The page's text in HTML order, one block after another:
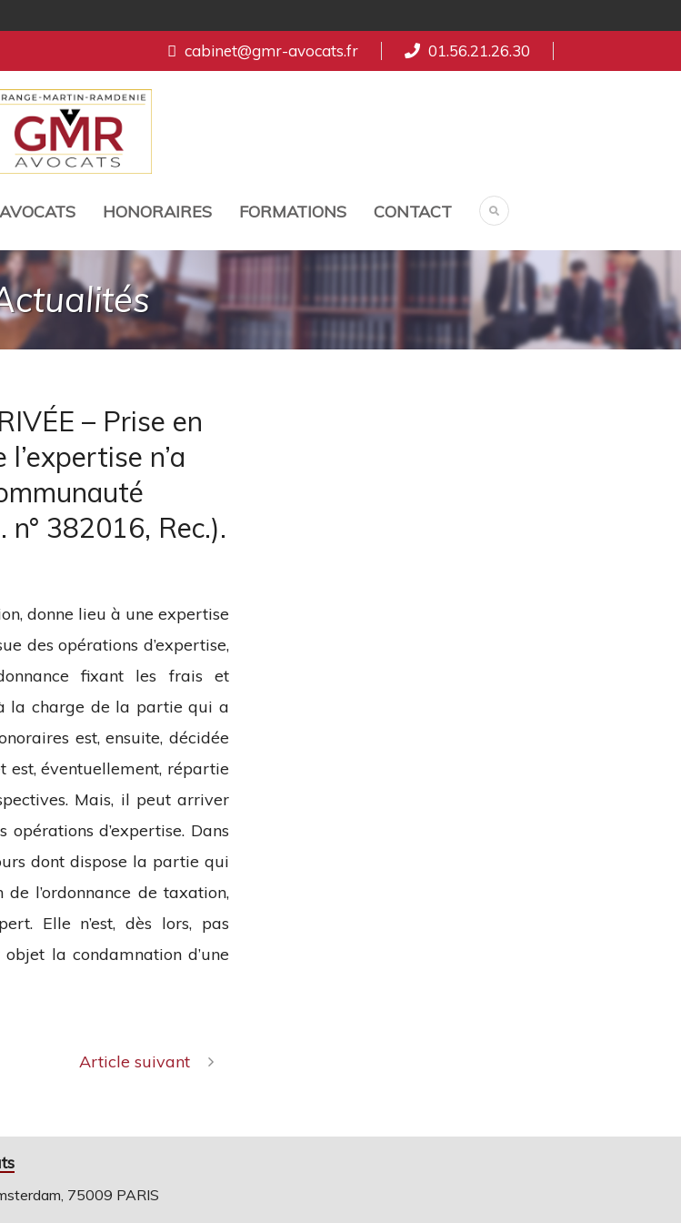
cabinet@gmr-avocats.fr 01.56.21.26.30
AVOCATS HONORAIRES FORMATIONS CONTACT
– Prise en
n’a
382016, Rec.).
donne lieu à une expertise
des opérations d’expertise,
fixant les frais et
la charge de la partie qui a
est, ensuite, décidée
est, éventuellement, répartie
Mais, il peut arriver
opérations d’expertise. Dans
dont dispose la partie qui
l’ordonnance de taxation,
Elle n’est, dès lors, pas
la condamnation d’une
Article suivant
75009 PARIS